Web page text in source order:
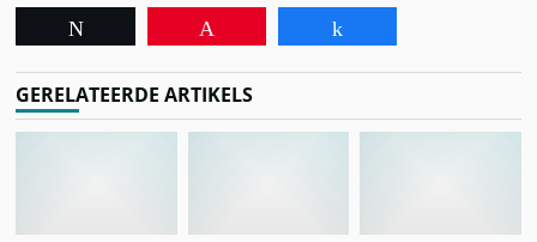
GERELATEERDE ARTIKELS